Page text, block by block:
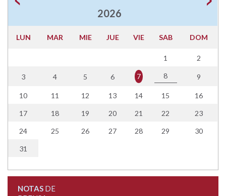
2026
LUN MAR MIE JUE VIE SAB DOM
1 2
3 4 5 6 7 8 9
10 11 12 13 14 15 16
17 18 19 20 21 22 23
24 25 26 27 28 29 30
31
NOTASDE